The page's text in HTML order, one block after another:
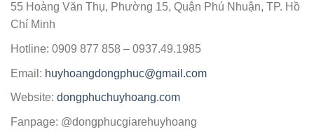
55 Hoàng Văn Thụ, Phường 15, Quận Phú Nhuận, TP. Hồ
Chí Minh
Hotline: 0909 877 858 – 0937.49.1985
Email: huyhoangdongphuc@gmail.com
Website: dongphuchuyhoang.com
Fanpage: @dongphucgiarehuyhoang